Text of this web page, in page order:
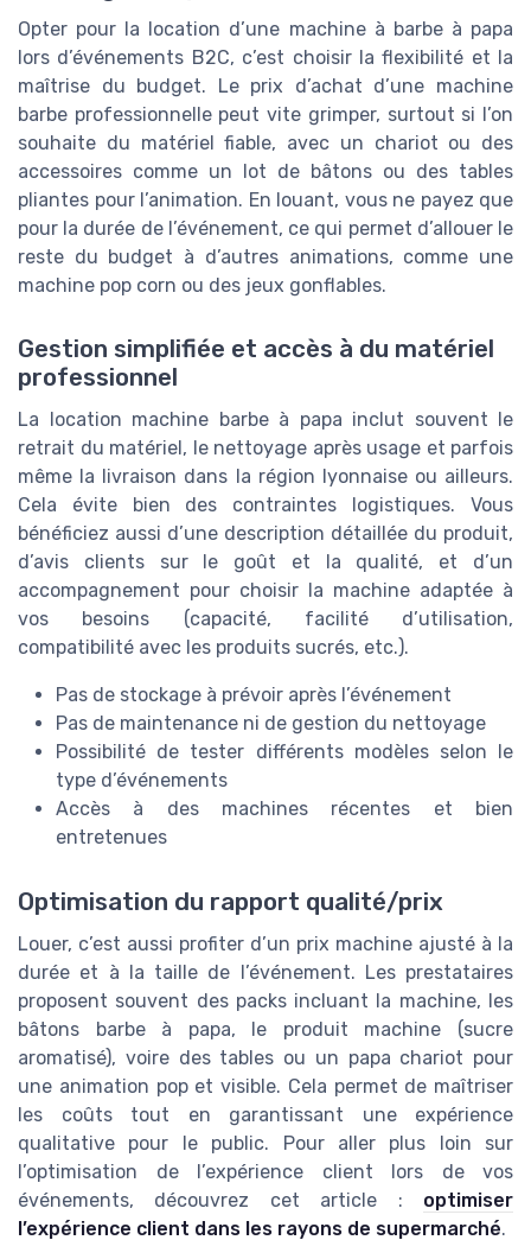
Opter pour la location d’une machine à barbe à papa
lors d’événements B2C, c’est choisir la flexibilité et la
maîtrise du budget. Le prix d’achat d’une machine
barbe professionnelle peut vite grimper, surtout si l’on
souhaite du matériel fiable, avec un chariot ou des
accessoires comme un lot de bâtons ou des tables
pliantes pour l’animation. En louant, vous ne payez que
pour la durée de l’événement, ce qui permet d’allouer le
reste du budget à d’autres animations, comme une
machine pop corn ou des jeux gonflables.
Gestion simplifiée et accès à du matériel
professionnel
La location machine barbe à papa inclut souvent le
retrait du matériel, le nettoyage après usage et parfois
même la livraison dans la région lyonnaise ou ailleurs.
Cela évite bien des contraintes logistiques. Vous
bénéficiez aussi d’une description détaillée du produit,
d’avis clients sur le goût et la qualité, et d’un
accompagnement pour choisir la machine adaptée à
vos besoins (capacité, facilité d’utilisation,
compatibilité avec les produits sucrés, etc.).
Pas de stockage à prévoir après l’événement
Pas de maintenance ni de gestion du nettoyage
Possibilité de tester différents modèles selon le
type d’événements
Accès à des machines récentes et bien
entretenues
Optimisation du rapport qualité/prix
Louer, c’est aussi profiter d’un prix machine ajusté à la
durée et à la taille de l’événement. Les prestataires
proposent souvent des packs incluant la machine, les
bâtons barbe à papa, le produit machine (sucre
aromatisé), voire des tables ou un papa chariot pour
une animation pop et visible. Cela permet de maîtriser
les coûts tout en garantissant une expérience
qualitative pour le public. Pour aller plus loin sur
l’optimisation de l’expérience client lors de vos
événements, découvrez cet article : optimiser
l’expérience client dans les rayons de supermarché.